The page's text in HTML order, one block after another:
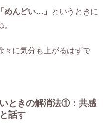
めんどい…」 というときに
々に気分も上がるはずで
ときの解消法①：共感
話す